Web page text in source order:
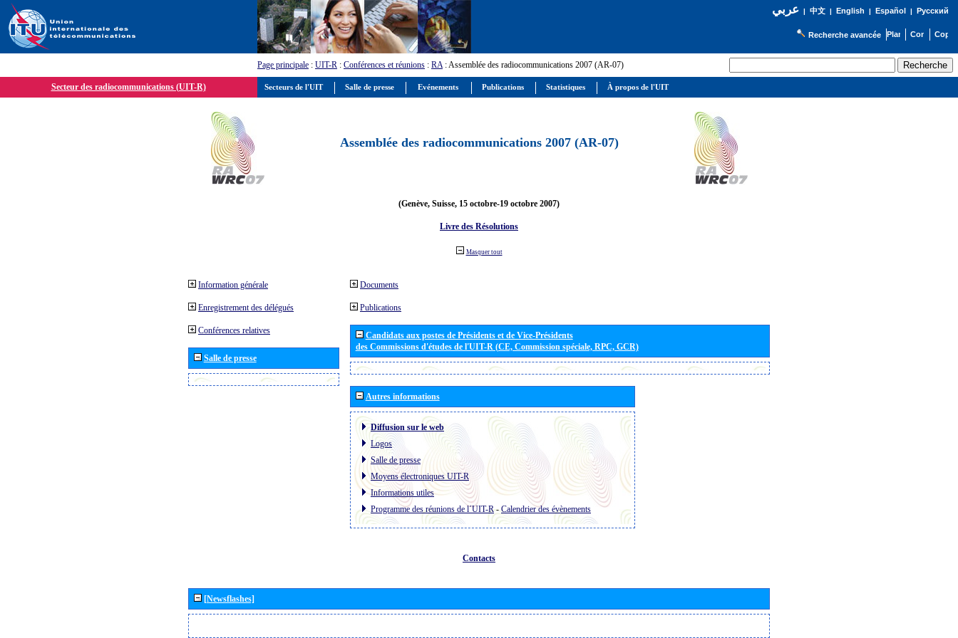
عربي| 中文| English | Español | Русский
Recherche avancée
Page principale : UIT-R : Conférences et réunions : RA: Assemblée des radiocommunications 2007 (AR-07)
Secteur des radiocommunications (UIT-R)
Assemblée des radiocommunications 2007 (AR-07)
(Genève, Suisse, 15 octobre-19 octobre 2007)
Livre des Résolutions
Masquer tout
Information générale
Enregistrement des délégués
Conférences relatives
Salle de presse
Documents
Publications
Candidats aux postes de Présidents et de Vice-Présidents
des Commissions d'études de l'UIT-R (CE, Commission spéciale, RPC, GCR)
Autres informations
Diffusion sur le web
Logos
Salle de presse
Moyens électroniques UIT-R
Informations utiles
Programme des réunions de l´UIT-R- Calendrier des évènements
Contacts
[Newsflashes]
Secteurs de l'UIT Salle de presse Evénements Publications Statistiques À propos de l'UIT